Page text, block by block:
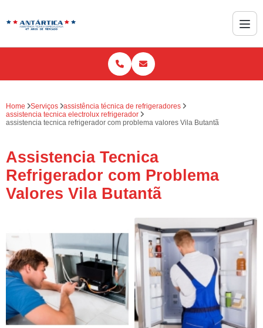
Home Serviços
assistência técnica de refrigeradores
assistencia tecnica electrolux refrigerador
assistencia tecnica refrigerador com problema valores Vila Butantã
Assistencia Tecnica
Refrigerador com Problema
Valores Vila Butantã